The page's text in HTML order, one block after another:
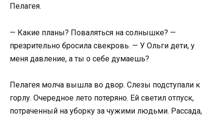
Пелагея.
— Какие планы? Поваляться на солнышке? —
презрительно бросила свекровь. — У Ольги дети, у
меня давление, а ты о себе думаешь?
Пелагея молча вышла во двор. Слезы подступали к
горлу. Очередное лето потеряно. Ей светил отпуск,
потраченный на уборку за чужими людьми. Рассада,